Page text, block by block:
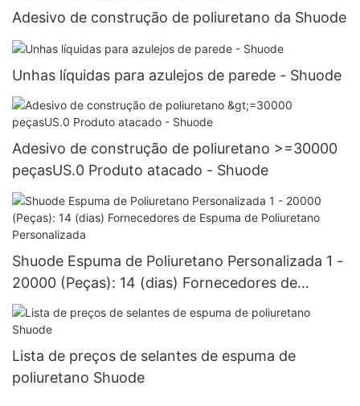
Adesivo de construção de poliuretano da Shuode
Unhas líquidas para azulejos de parede - Shuode
Adesivo de construção de poliuretano >=30000
peçasUS.0 Produto atacado - Shuode
Shuode Espuma de Poliuretano Personalizada 1 -
20000 (Peças): 14 (dias) Fornecedores de
Espuma de Poliuretano Personalizada
Lista de preços de selantes de espuma de
poliuretano Shuode